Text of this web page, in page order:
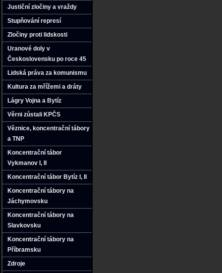
Justiční zločiny a vraždy
Stupňování represí
Zločiny proti lidskosti
Uranové doly v
Československu po roce 45
Lidská práva za komunismu
Kultura za mřížemi a dráty
Lágry Vojna a Bytíz
Věrni zůstali KPČS
Věznice‚ koncentrační tábory
a TNP
Koncentrační tábor
Vykmanov I‚ II
Koncentrační tábor Bytíz I‚ II
Koncentrační tábory na
Jáchymovsku
Koncentrační tábory na
Slavkovsku
Koncentrační tábory na
Příbramsku
Zdroje